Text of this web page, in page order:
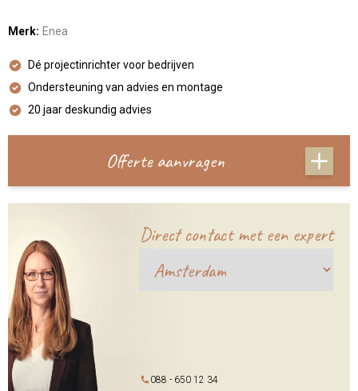
Merk: Enea
Dé projectinrichter voor bedrijven
Ondersteuning van advies en montage
20 jaar deskundig advies
Offerte aanvragen
Direct contact met een expert
088 - 650 12 34